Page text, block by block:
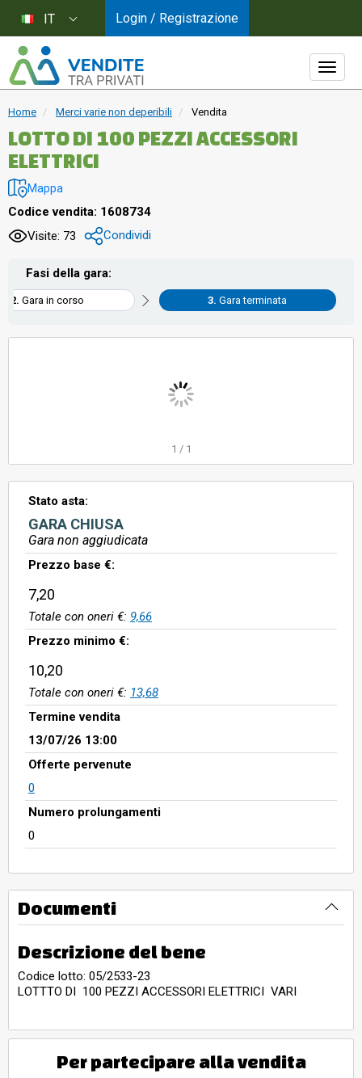
Home Merci varie non deperibili Vendita
LOTTO DI 100 PEZZI ACCESSORI
ELETTRICI
Mappa
Codice vendita: 1608734
Visite: 73
Condividi
Fasi della gara:
Gara in corso Gara terminata
1 / 1
Stato asta:
GARA CHIUSA
Gara non aggiudicata
Prezzo base €:
7,20
Totale con oneri €: 9,66
Prezzo minimo €:
10,20
Totale con oneri €: 13,68
Termine vendita
13/07/26 13:00
Offerte pervenute
0
Numero prolungamenti
0
Documenti
Descrizione del bene
Codice lotto: 05/2533-23
LOTTTO DI 100 PEZZI ACCESSORI ELETTRICI VARI
Per partecipare alla vendita
IT Login / Registrazione